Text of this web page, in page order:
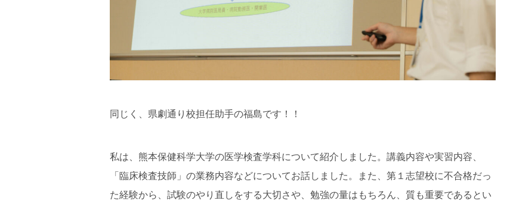
同じく、県劇通り校担任助手の福島です！！
私は、熊本保健科学大学の医学検査学科について紹介しました。講義内容や実習内容、
「臨床検査技師」の業務内容などについてお話しました。また、第１志望校に不合格だっ
た経験から、試験のやり直しをする大切さや、勉強の量はもちろん、質も重要であるとい